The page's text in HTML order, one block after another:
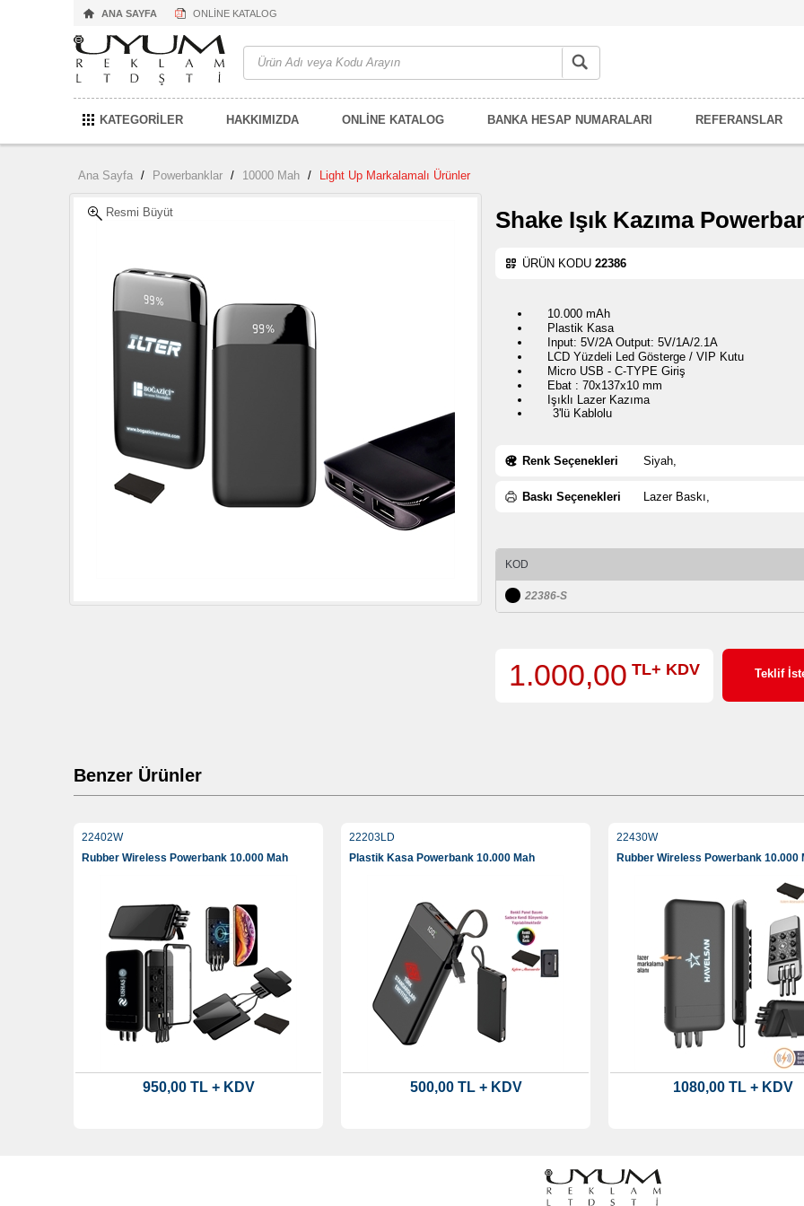
ANA SAYFA ONLİNE KATALOG
KATEGORİLER HAKKIMIZDA ONLİNE KATALOG BANKA HESAP NUMARALARI REFERANSLAR
Ana Sayfa / Powerbanklar / 10000 Mah / Light Up Markalamalı Ürünler
Resmi Büyüt Shake Işık Kazıma
ÜRÜN KODU 22386
10.000 mAh
Plastik Kasa
Input: 5V/2A Output: 5V/1A/2.1A
LCD Yüzdeli Led Gösterge / VIP Kutu
Micro USB - C-TYPE Giriş
Ebat : 70x137x10 mm
Işıklı Lazer Kazıma
3'lü Kablolu
Renk Seçenekleri Siyah,
Baskı Seçenekleri Lazer Baskı,
KOD
22386-S
1.000,00 TL+ KDV Teklif
Benzer Ürünler
22402W
Rubber Wireless Powerbank 10.000 Mah
950,00 TL + KDV
22203LD
Plastik Kasa Powerbank 10.000 Mah
500,00 TL + KDV
22430W
Rubber Wireless Powerbank 10.000
1080,00 TL + KDV